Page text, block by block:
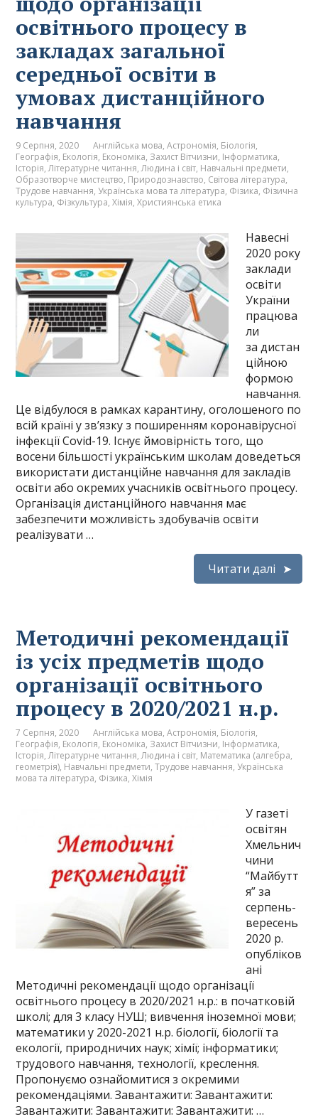
освітнього процесу в
закладах загальної
середньої освіти в
умовах дистанційного
навчання
9 Серпня, 2020 Англійська мова,Астрономія, Біологія,
Географія, Екологія, Економіка, Захист Вітчизни, Інформатика,
Історія,Літературне читання,Людина і світ, Навчальні предмети,
Образотворче мистецтво, Природознавство, Світова література,
Трудове навчання, Українська мова та література, Фізика, Фізична
культура, Фізкультура,Хімія,Християнська етика
Навесні
2020 року
заклади
освіти
України
працюва
ли
за дистан
ційною
формою
навчання.
Це відбулося в рамках карантину, оголошеного по
всій країні у зв’язку з поширенням коронавірусної
інфекції Covid-19. Існує ймовірність того, що
восени більшості українським школам доведеться
використати дистанційне навчання для закладів
освіти або окремих учасників освітнього процесу.
Організація дистанційного навчання має
забезпечити можливість здобувачів освіти
реалізувати …
Читати далі
Методичні рекомендації
із усіх предметів щодо
організації освітнього
процесу в 2020/2021 н.р.
7 Серпня, 2020 Англійська мова,Астрономія, Біологія,
Географія, Екологія, Економіка, Захист Вітчизни, Інформатика,
Історія,Літературне читання,Людина і світ, Математика (алгебра,
геометрія), Навчальні предмети,Трудове навчання, Українська
мова та література, Фізика,Хімія
У газеті
освітян
Хмельнич
чини
“Майбутт
я” за
серпень-
вересень
2020 р.
опубліков
ані
Методичні рекомендації щодо організації
освітнього процесу в 2020/2021 н.р.: в початковій
школі; для 3 класу НУШ; вивчення іноземної мови;
математики у 2020-2021 н.р. біології, біології та
екології, природничих наук; хімії; інформатики;
трудового навчання, технології, креслення.
Пропонуємо ознайомитися з окремими
рекомендаціями. Завантажити: Завантажити:
Завантажити: Завантажити: Завантажити: …